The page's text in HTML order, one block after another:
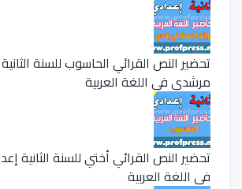
تحضير النص القرائي الحاسوب للسنة
مرشدي في اللغة العربية
تحضير النص القرائي أختي للسنة الثانية
في اللغة العربية